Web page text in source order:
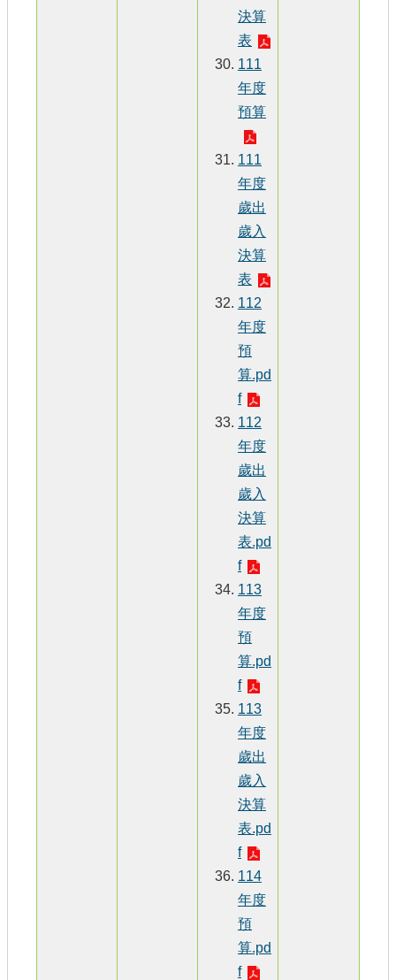
決算
表
111
年度
預算
111
年度
歲出
歲入
決算
表
112
年度
預
算.pd
f
112
年度
歲出
歲入
決算
表.pd
f
113
年度
預
算.pd
f
113
年度
歲出
歲入
決算
表.pd
f
114
年度
預
算.pd
f